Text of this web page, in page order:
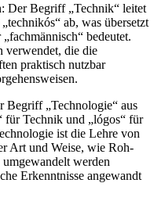
Der Begriff „Technik“ leitet
ab, was übersetzt
bedeutet.
verwendet, die die
praktisch nutzbar
Begriff „Technologie“ aus
für Technik und „lógos“ für
ist die Lehre von
Art und Weise, wie Roh-
werden
Erkenntnisse angewandt